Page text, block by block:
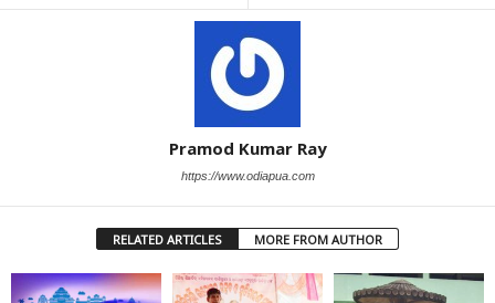
Pramod Kumar Ray
https://www.odiapua.com
RELATED ARTICLES MORE FROM AUTHOR